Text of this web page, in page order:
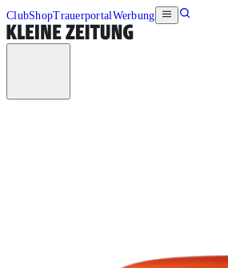
ClubShopTrauerportalWerbung